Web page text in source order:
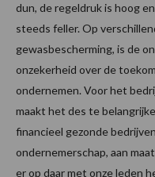
dun, de regeldruk is hoog
steeds feller. Op
gewasbescherming, is de
onzekerheid over de
ondernemen. Voor het
maakt het des te
financieel gezonde
ondernemerschap, aan
er op daar met onze leden